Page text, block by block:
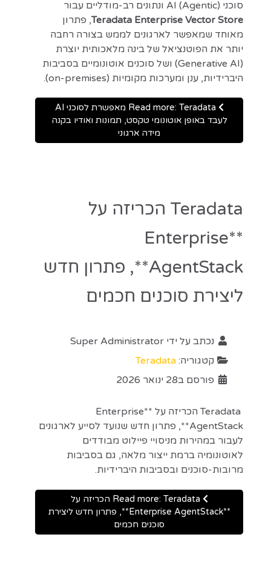
סוכני AI (Agentic) ונתונים רב-מודליים עבור
Teradata Enterprise Vector Store, פתרון
מאוחד שמאפשר לארגונים לממש בצורה רחבה
יותר את הפוטנציאל של בינה מלאכותית יוצרת
(Generative AI) ושל סוכנים אוטונומיים בסביבות
היברידיות, ענן ומערכות מקומיות (on-premises).
Read more: Teradata מאפשרת לסוכני AI
לעבד באופן אוטונומי טקסט, תמונות ואודיו בקנה
מידה ארגוני
Teradata הכריזה על
**Enterprise
AgentStack**, פתרון חדש
ליצירת סוכנים חכמים
נכתב על ידי Super Administrator
קטגוריה: Teradata
פורסם ב28 ינואר 2026
Teradata הכריזה על **Enterprise
AgentStack**, פתרון חדש שנועד לסייע לארגונים
לעבור במהירות מניסויי פיילוט מבודדים
לאוטונומיה ברמת ייצור מלאה, גם בסביבות
מרובות-סוכנים ובסביבות היברידיות.
Read more: Teradata הכריזה על
**Enterprise AgentStack**, פתרון חדש ליצירת
סוכנים חכמים